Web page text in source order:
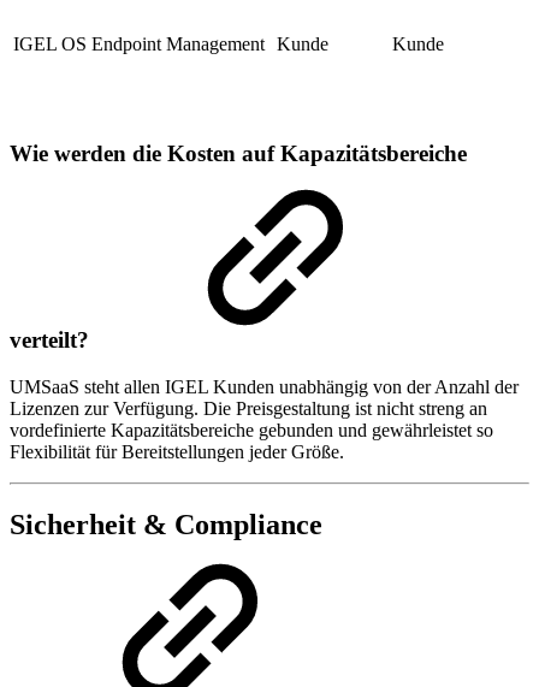
IGEL OS Endpoint Management Kunde Kunde
Wie werden die Kosten auf Kapazitätsbereiche
verteilt?
UMSaaS steht allen IGEL Kunden unabhängig von der Anzahl der
Lizenzen zur Verfügung. Die Preisgestaltung ist nicht streng an
vordefinierte Kapazitätsbereiche gebunden und gewährleistet so
Flexibilität für Bereitstellungen jeder Größe.
Sicherheit & Compliance